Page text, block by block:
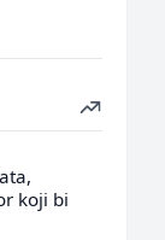
koji bi